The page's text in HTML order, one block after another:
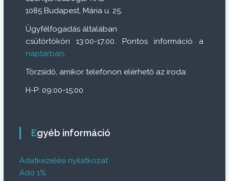
1085 Budapest, Mária u. 25.
Ügyfélfogadás általában
csütörtökön 13:00-17.00. Pontos információ a
naptárban.
Törzsidő, amikor telefonon elérhető az iroda:
H-P: 09:00-15:00
Egyéb információ
Adatkezelési nyilatkozat
Adó 1%